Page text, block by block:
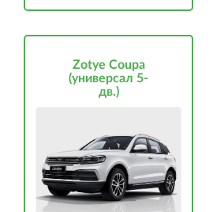
Zotye Coupa
(универсал 5-
дв.)